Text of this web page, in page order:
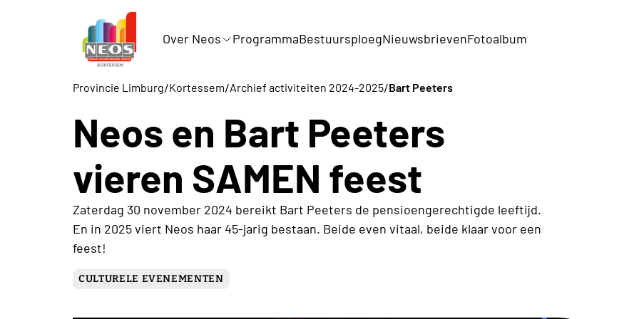
Over Neos ProgrammaBestuursploegNieuwsbrievenFotoalbum
Provincie Limburg/Kortessem/Archief activiteiten 2024-2025/Bart Peeters
Neos en Bart Peeters
vieren SAMEN feest
Zaterdag 30 november 2024 bereikt Bart Peeters de pensioengerechtigde leeftijd.
En in 2025 viert Neos haar 45-jarig bestaan. Beide even vitaal, beide klaar voor een
feest!
CULTURELE EVENEMENTEN